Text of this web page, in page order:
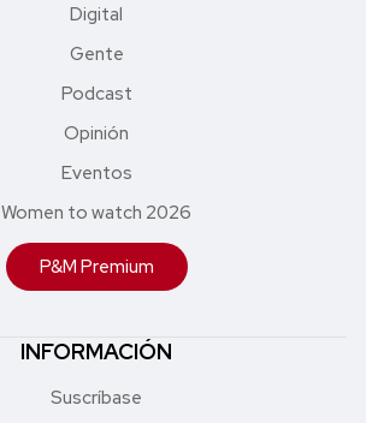
Digital
Gente
Podcast
Opinión
Eventos
Women to watch 2026
P&M Premium
INFORMACIÓN
Suscríbase